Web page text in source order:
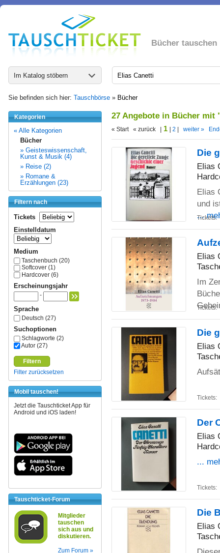
Bücher tauschen
Im Katalog stöbern
Sie befinden sich hier: Tauschbörse » Bücher
Kategorien
« Alle Kategorien
Bücher
» Geisteswissenschaft,
Kunst & Musik (4)
» Reise (2)
» Romane &
Erzählungen (23)
Filtern nach
Tickets
Einstelldatum
Medium
Taschenbuch (20)
Softcover (1)
Hardcover (6)
Erscheinungsjahr
-
Sprache
Deutsch (27)
Suchoptionen
Schlagworte (2)
Autor (27)
Filtern
Filter zurücksetzen
Mobil tauschen!
Jetzt die Tauschticket App für
Android und iOS laden!
Tauschticket-Forum
Mitglieder
tauschen
sich aus und
diskutieren.
Zum Forum »
27 Angebote in Bücher mit
« Start « zurück | 1 2 weiter »
Die
Elias
Elias
und
...
Tickets:
Elias
Im
Tickets:
Die
Elias
Tickets:
Der
Elias
...
Tickets:
Die
Elias